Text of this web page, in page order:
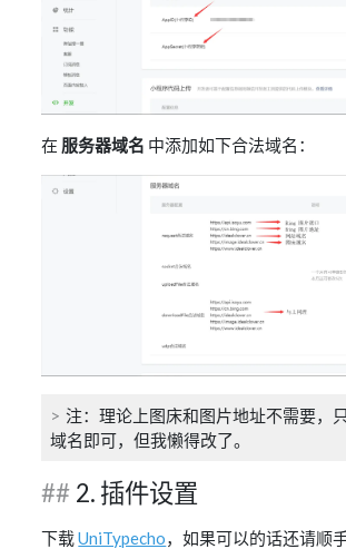
在 服务器域名 中添加如下合法域名：
注：理论上图床和图片地址不需要，
域名即可，但我懒得改了。
2. 插件设置
下载UniTypecho，如果可以的话还请顺